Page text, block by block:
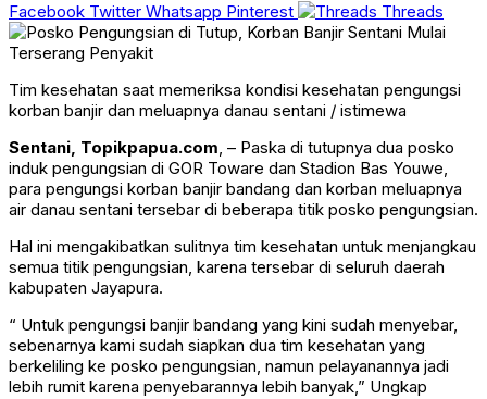
Facebook Twitter Whatsapp Pinterest Threads
Tim kesehatan saat memeriksa kondisi kesehatan pengungsi
korban banjir dan meluapnya danau sentani / istimewa
Sentani, Topikpapua.com, – Paska di tutupnya dua posko
induk pengungsian di GOR Toware dan Stadion Bas Youwe,
para pengungsi korban banjir bandang dan korban meluapnya
air danau sentani tersebar di beberapa titik posko pengungsian.
Hal ini mengakibatkan sulitnya tim kesehatan untuk menjangkau
semua titik pengungsian, karena tersebar di seluruh daerah
kabupaten Jayapura.
“ Untuk pengungsi banjir bandang yang kini sudah menyebar,
sebenarnya kami sudah siapkan dua tim kesehatan yang
berkeliling ke posko pengungsian, namun pelayanannya jadi
lebih rumit karena penyebarannya lebih banyak,” Ungkap